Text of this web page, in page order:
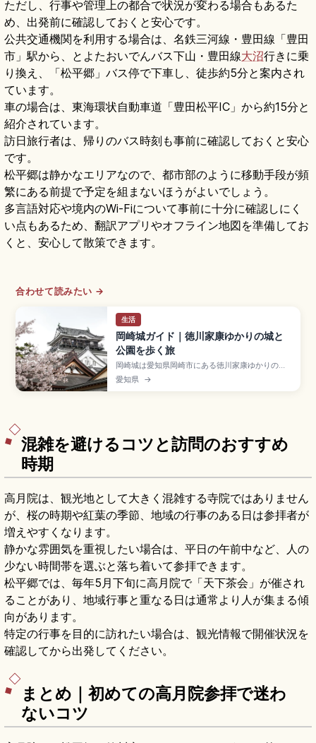
ただし、行事や管理上の都合で状況が変わる場合もあるた
め、出発前に確認しておくと安心です。
公共交通機関を利用する場合は、名鉄三河線・豊田線「豊田
市」駅から、とよたおいでんバス下山・豊田線大沼行きに乗
り換え、「松平郷」バス停で下車し、徒歩約5分と案内され
ています。
車の場合は、東海環状自動車道「豊田松平IC」から約15分と
紹介されています。
訪日旅行者は、帰りのバス時刻も事前に確認しておくと安心
です。
松平郷は静かなエリアなので、都市部のように移動手段が頻
繁にある前提で予定を組まないほうがよいでしょう。
多言語対応や境内のWi-Fiについて事前に十分に確認しにく
い点もあるため、翻訳アプリやオフライン地図を準備してお
くと、安心して散策できます。
合わせて読みたい →
生活
岡崎城ガイド｜徳川家康ゆかりの城と
公園を歩く旅
岡崎城は愛知県岡崎市にある徳川家康ゆかりの城
で、家康(竹千代)誕生の地と伝わり「龍城」とも呼
ばれる歴史スポット。15世紀中頃に西郷頼嗣が築
愛知県 →
混雑を避けるコツと訪問のおすすめ
時期
高月院は、観光地として大きく混雑する寺院ではありません
が、桜の時期や紅葉の季節、地域の行事のある日は参拝者が
増えやすくなります。
静かな雰囲気を重視したい場合は、平日の午前中など、人の
少ない時間帯を選ぶと落ち着いて参拝できます。
松平郷では、毎年5月下旬に高月院で「天下茶会」が催され
ることがあり、地域行事と重なる日は通常より人が集まる傾
向があります。
特定の行事を目的に訪れたい場合は、観光情報で開催状況を
確認してから出発してください。
まとめ｜初めての高月院参拝で迷わ
ないコツ